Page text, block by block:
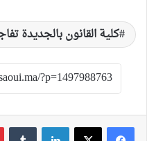
كلية القانون بالجديدة
لينكدإن